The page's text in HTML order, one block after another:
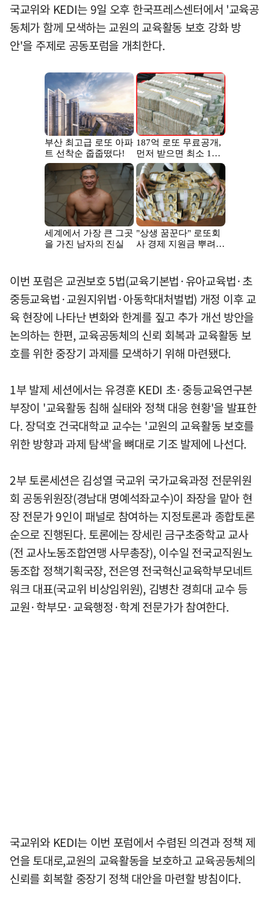
국교위와 KEDI는 9일 오후 한국프레스센터에서 '교육공
동체가 함께 모색하는 교원의 교육활동 보호 강화 방
안'을 주제로 공동포럼을 개최한다.
이번 포럼은 교권보호 5법(교육기본법·유아교육법·초
중등교육법·교원지위법·아동학대처벌법) 개정 이후 교
육 현장에 나타난 변화와 한계를 짚고 추가 개선 방안을
논의하는 한편, 교육공동체의 신뢰 회복과 교육활동 보
호를 위한 중장기 과제를 모색하기 위해 마련됐다.
1부 발제 세션에서는 유경훈 KEDI 초·중등교육연구본
부장이 '교육활동 침해 실태와 정책 대응 현황'을 발표한
다. 장덕호 건국대학교 교수는 '교원의 교육활동 보호를
위한 방향과 과제 탐색'을 뼈대로 기조 발제에 나선다.
2부 토론세션은 김성열 국교위 국가교육과정 전문위원
회 공동위원장(경남대 명예석좌교수)이 좌장을 맡아 현
장 전문가 9인이 패널로 참여하는 지정토론과 종합토론
순으로 진행된다. 토론에는 장세린 금구초중학교 교사
(전 교사노동조합연맹 사무총장), 이수일 전국교직원노
동조합 정책기획국장, 전은영 전국혁신교육학부모네트
워크 대표(국교위 비상임위원), 김병찬 경희대 교수 등
교원·학부모·교육행정·학계 전문가가 참여한다.
국교위와 KEDI는 이번 포럼에서 수렴된 의견과 정책 제
언을 토대로,교원의 교육활동을 보호하고 교육공동체의
신뢰를 회복할 중장기 정책 대안을 마련할 방침이다.